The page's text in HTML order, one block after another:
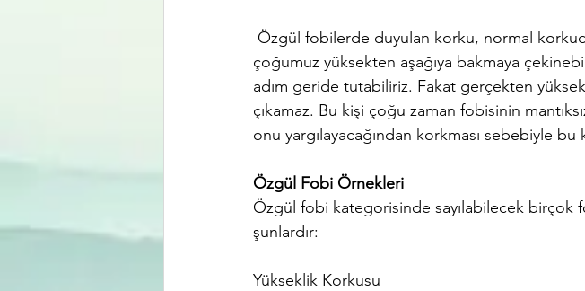
Özgül fobilerde duyulan korku, normal
çoğumuz yüksekten aşağıya bakmaya
adım geride tutabiliriz. Fakat gerçekten
çıkamaz. Bu kişi çoğu zaman fobisinin
onu yargılayacağından korkması sebebiyle
Özgül Fobi Örnekleri
Özgül fobi kategorisinde sayılabilecek birçok
şunlardır:
Yükseklik Korkusu